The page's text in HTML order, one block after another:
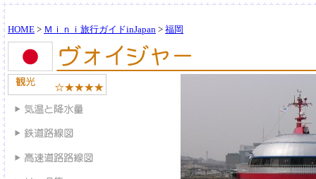
HOME > Ｍｉｎｉ旅行ガイドinJapan > 福岡